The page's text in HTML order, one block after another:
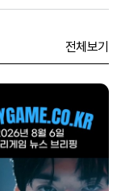
전체보기